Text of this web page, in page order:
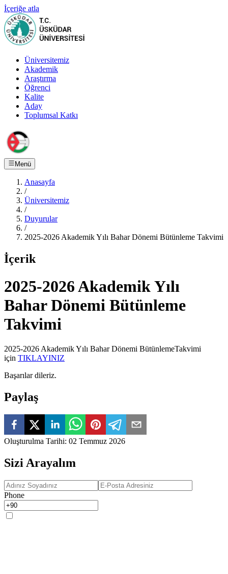
İçeriğe atla
Üniversitemiz
Akademik
Araştırma
Öğrenci
Kalite
Aday
Toplumsal Katkı
Menü
Anasayfa
/
Üniversitemiz
/
Duyurular
/
2025-2026 Akademik Yılı Bahar Dönemi Bütünleme Takvimi
İçerik
2025-2026 Akademik Yılı
Bahar Dönemi Bütünleme
Takvimi
2025-2026 Akademik Yılı Bahar Dönemi BütünlemeTakvimi
için TIKLAYINIZ
Başarılar dileriz.
Paylaş
Oluşturulma Tarihi: 02 Temmuz 2026
Sizi Arayalım
Phone